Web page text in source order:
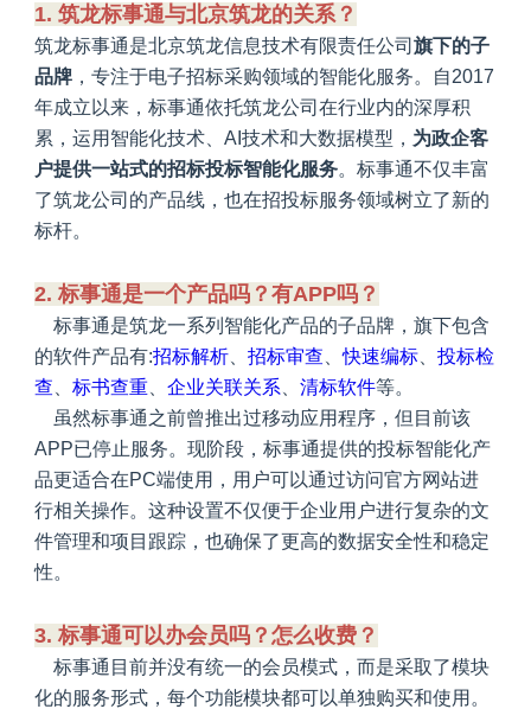
1. 筑龙标事通与北京筑龙的关系？
筑龙标事通是北京筑龙信息技术有限责任公司 旗下的子
品牌，专注于电子招标采购领域的智能化服务。自2017
年成立以来，标事通依托筑龙公司在行业内的深厚积
累，运用智能化技术、AI技术和大数据模型， 为政企客
户提供一站式的招标投标智能化服务。标事通不仅丰富
了筑龙公司的产品线，也在招投标服务领域树立了新的
标杆。
2. 标事通是一个产品吗？有APP吗？
标事通是筑龙一系列智能化产品的子品牌，旗下包含
的软件产品有:招标解析、 招标审查 、快速编标、 投标检
查
标书查重、 企业关联关系 清标软件等。
虽然标事通之前曾推出过移动应用程序，但目前该
APP已停止服务。现阶段，标事通提供的投标智能化产
品更适合在PC端使用，用户可以通过访问官方网站进
行相关操作。这种设置不仅便于企业用户进行复杂的文
件管理和项目跟踪，也确保了更高的数据安全性和稳定
性。
3. 标事通可以办会员吗？怎么收费？
标事通目前并没有统一的会员模式，而是采取了模块
化的服务形式，每个功能模块都可以单独购买和使用。